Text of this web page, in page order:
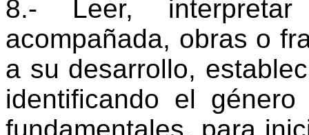
8.- Leer,
acompañada, obras o
a su desarrollo,
identificando el